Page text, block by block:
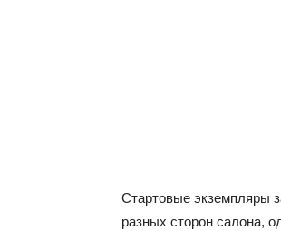
Стартовые экземпляры
разных сторон салона,